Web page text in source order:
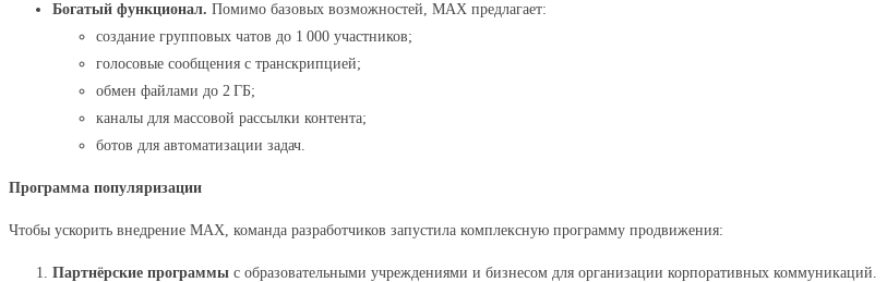
Богатый функционал. Помимо базовых возможностей, MAX предлагает:
создание групповых чатов до 1 000 участников;
голосовые сообщения с транскрипцией;
обмен файлами до 2 ГБ;
каналы для массовой рассылки контента;
ботов для автоматизации задач.
Программа популяризации
Чтобы ускорить внедрение MAX, команда разработчиков запустила комплексную программу продвижения:
Партнёрские программы с образовательными учреждениями и бизнесом для организации корпоративных коммуникаций.